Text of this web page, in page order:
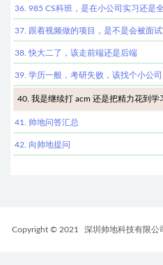
36. 985 CS科班，是在小公司实习还是
37. 跟着视频做的项目，是不是会被面
38. 快大二了，该走前端还是后端
39. 学历一般，考研失败，该找个小公
40. 我是继续打 acm 还是把精力花到学
41. 帅地问答汇总
42. 向帅地提问
Copyright © 2021 深圳帅地科技有限公